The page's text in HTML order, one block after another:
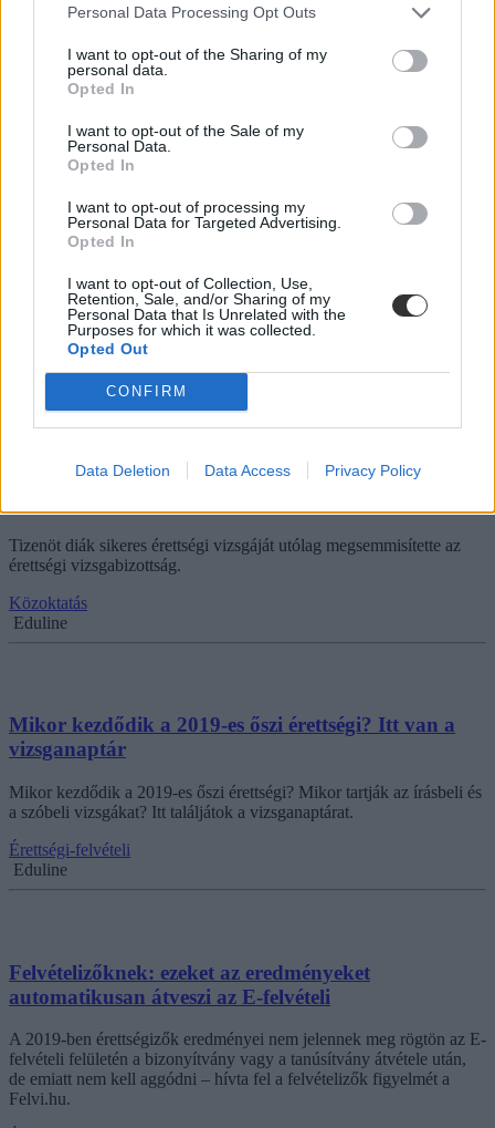
Personal Data Processing Opt Outs
I want to opt-out of the Sharing of my
personal data.
Opted In
I want to opt-out of the Sale of my
Personal Data.
Opted In
I want to opt-out of processing my
Personal Data for Targeted Advertising.
Opted In
I want to opt-out of Collection, Use,
Retention, Sale, and/or Sharing of my
Personal Data that Is Unrelated with the
Purposes for which it was collected.
Opted Out
CONFIRM
Data Deletion Data Access Privacy Policy
érettségizők száma 2019-ben
Múlt héten tette közzé az Oktatási Hivatal az idei érettségi vizsgák
statisztikáit. Így alakult a vizsgázók száma az elmúlt években.
Megvannak a 2019-es érettségi statisztikák: a
vizsgák egyharmada ötös lett
A matematikán kívül szinte minden tantárgyból jobb eredménnyel
zárult az idei érettségi, mint a tavalyi.
Érettségi-felvételi
Érettségi botrány: megsemmisítették tizenöt diák
Tizenöt diák sikeres érettségi vizsgáját utólag megsemmisítette az
érettségi vizsgabizottság.
Közoktatás
Eduline
Mikor kezdődik a 2019-es őszi érettségi? Itt van a
vizsganaptár
Mikor kezdődik a 2019-es őszi érettségi? Mikor tartják az írásbeli és
a szóbeli vizsgákat? Itt találjátok a vizsganaptárat.
Érettségi-felvételi
Eduline
Felvételizőknek: ezeket az eredményeket
automatikusan átveszi az E-felvételi
A 2019-ben érettségizők eredményei nem jelennek meg rögtön az E-
felvételi felületén a bizonyítvány vagy a tanúsítvány átvétele után,
de emiatt nem kell aggódni – hívta fel a felvételizők figyelmét a
Felvi.hu.